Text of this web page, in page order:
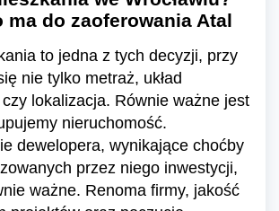
ma do zaoferowania Atal
to jedna z tych decyzji, przy
nie tylko metraż, układ
lokalizacja. Równie ważne jest
nieruchomość.
dewelopera, wynikające choćby
przez niego inwestycji,
ważne. Renoma firmy, jakość